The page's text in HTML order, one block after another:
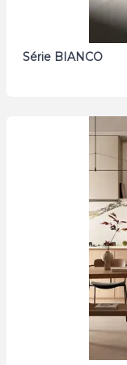
Série BIANCO